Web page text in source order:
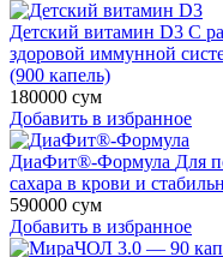
Детский витамин D3 С
здоровой иммунной
(900 капель)
180000 сум
Добавить в избранное
ДиаФит®-Формула Для
сахара в крови и
590000 сум
Добавить в избранное